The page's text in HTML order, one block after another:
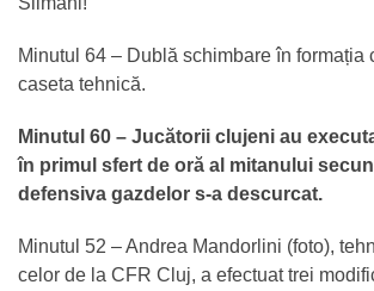
Minutul 64 – Dublă schimbare în formația
caseta tehnică.
Minutul 60 – Jucătorii clujeni au
în primul sfert de oră al mitanului
defensiva gazdelor s-a descurcat.
Minutul 52 – Andrea Mandorlini (foto),
celor de la CFR Cluj, a efectuat trei